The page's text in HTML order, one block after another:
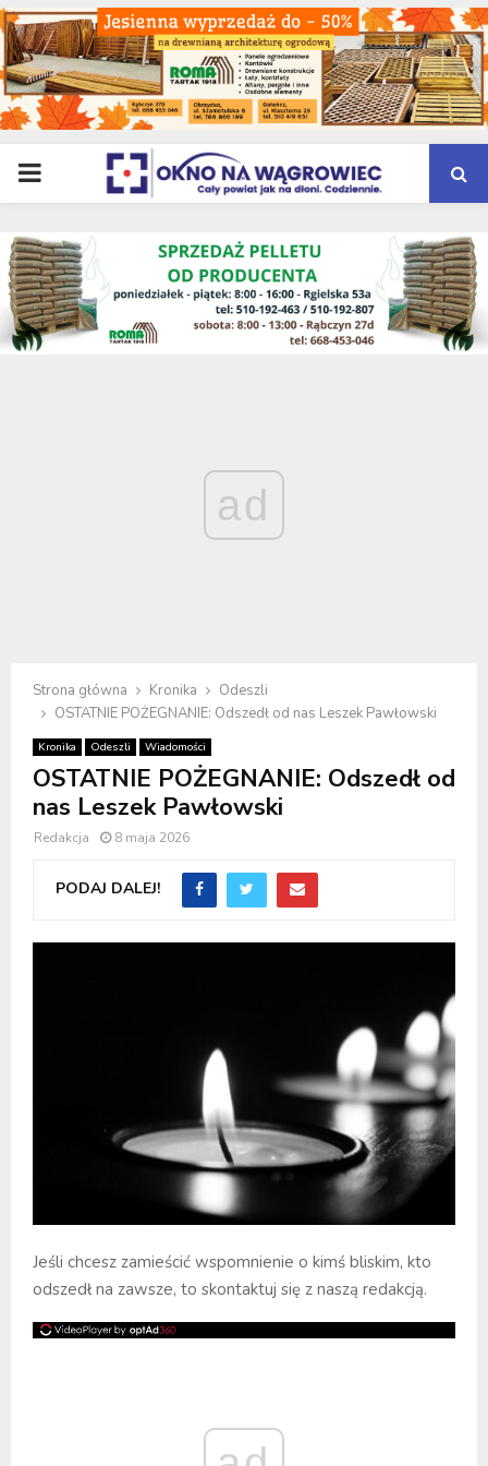
PRIMARY
MENU
ad
Strona główna Kronika
Odeszli
OSTATNIE POŻEGNANIE: Odszedł od nas Leszek Pawłowski
Kronika Odeszli Wiadomości
OSTATNIE POŻEGNANIE: Odszedł od
nas Leszek Pawłowski
Redakcja 8 maja 2026
PODAJ DALEJ!
Jeśli chcesz zamieścić wspomnienie o kimś bliskim, kto
odszedł na zawsze, to skontaktuj się z naszą redakcją.